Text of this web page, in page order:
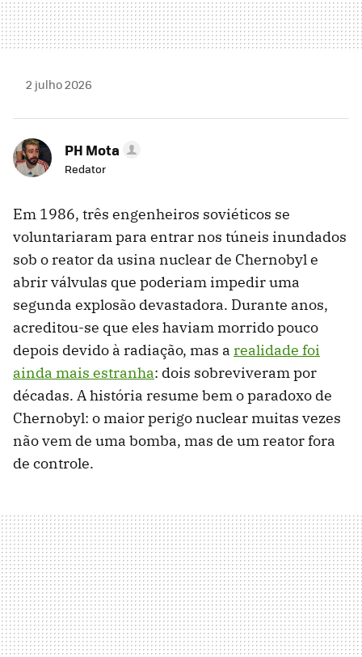
2 julho 2026
PH Mota
Redator
Em 1986, três engenheiros soviéticos se
voluntariaram para entrar nos túneis inundados
sob o reator da usina nuclear de Chernobyl e
abrir válvulas que poderiam impedir uma
segunda explosão devastadora. Durante anos,
acreditou-se que eles haviam morrido pouco
depois devido à radiação, mas a realidade foi
ainda mais estranha: dois sobreviveram por
décadas. A história resume bem o paradoxo de
Chernobyl: o maior perigo nuclear muitas vezes
não vem de uma bomba, mas de um reator fora
de controle.